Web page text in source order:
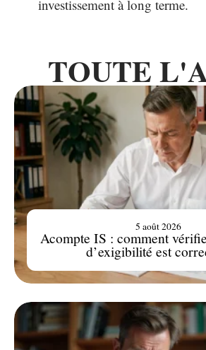
investissement à long terme.
TOUTE
Acompte IS : comment
d’exigibilité est
5 août 2026